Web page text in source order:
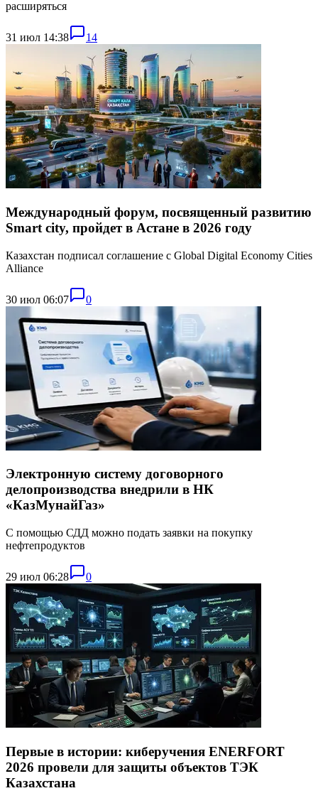
расширяться
31 июл 14:38 14
Международный форум, посвященный развитию
Smart city, пройдет в Астане в 2026 году
Казахстан подписал соглашение с Global Digital Economy Cities
Alliance
30 июл 06:07 0
Электронную систему договорного
делопроизводства внедрили в НК
«КазМунайГаз»
С помощью СДД можно подать заявки на покупку
нефтепродуктов
29 июл 06:28 0
Первые в истории: киберучения ENERFORT
2026 провели для защиты объектов ТЭК
Казахстана